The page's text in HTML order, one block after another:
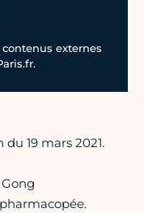
externes
19 mars 2021.